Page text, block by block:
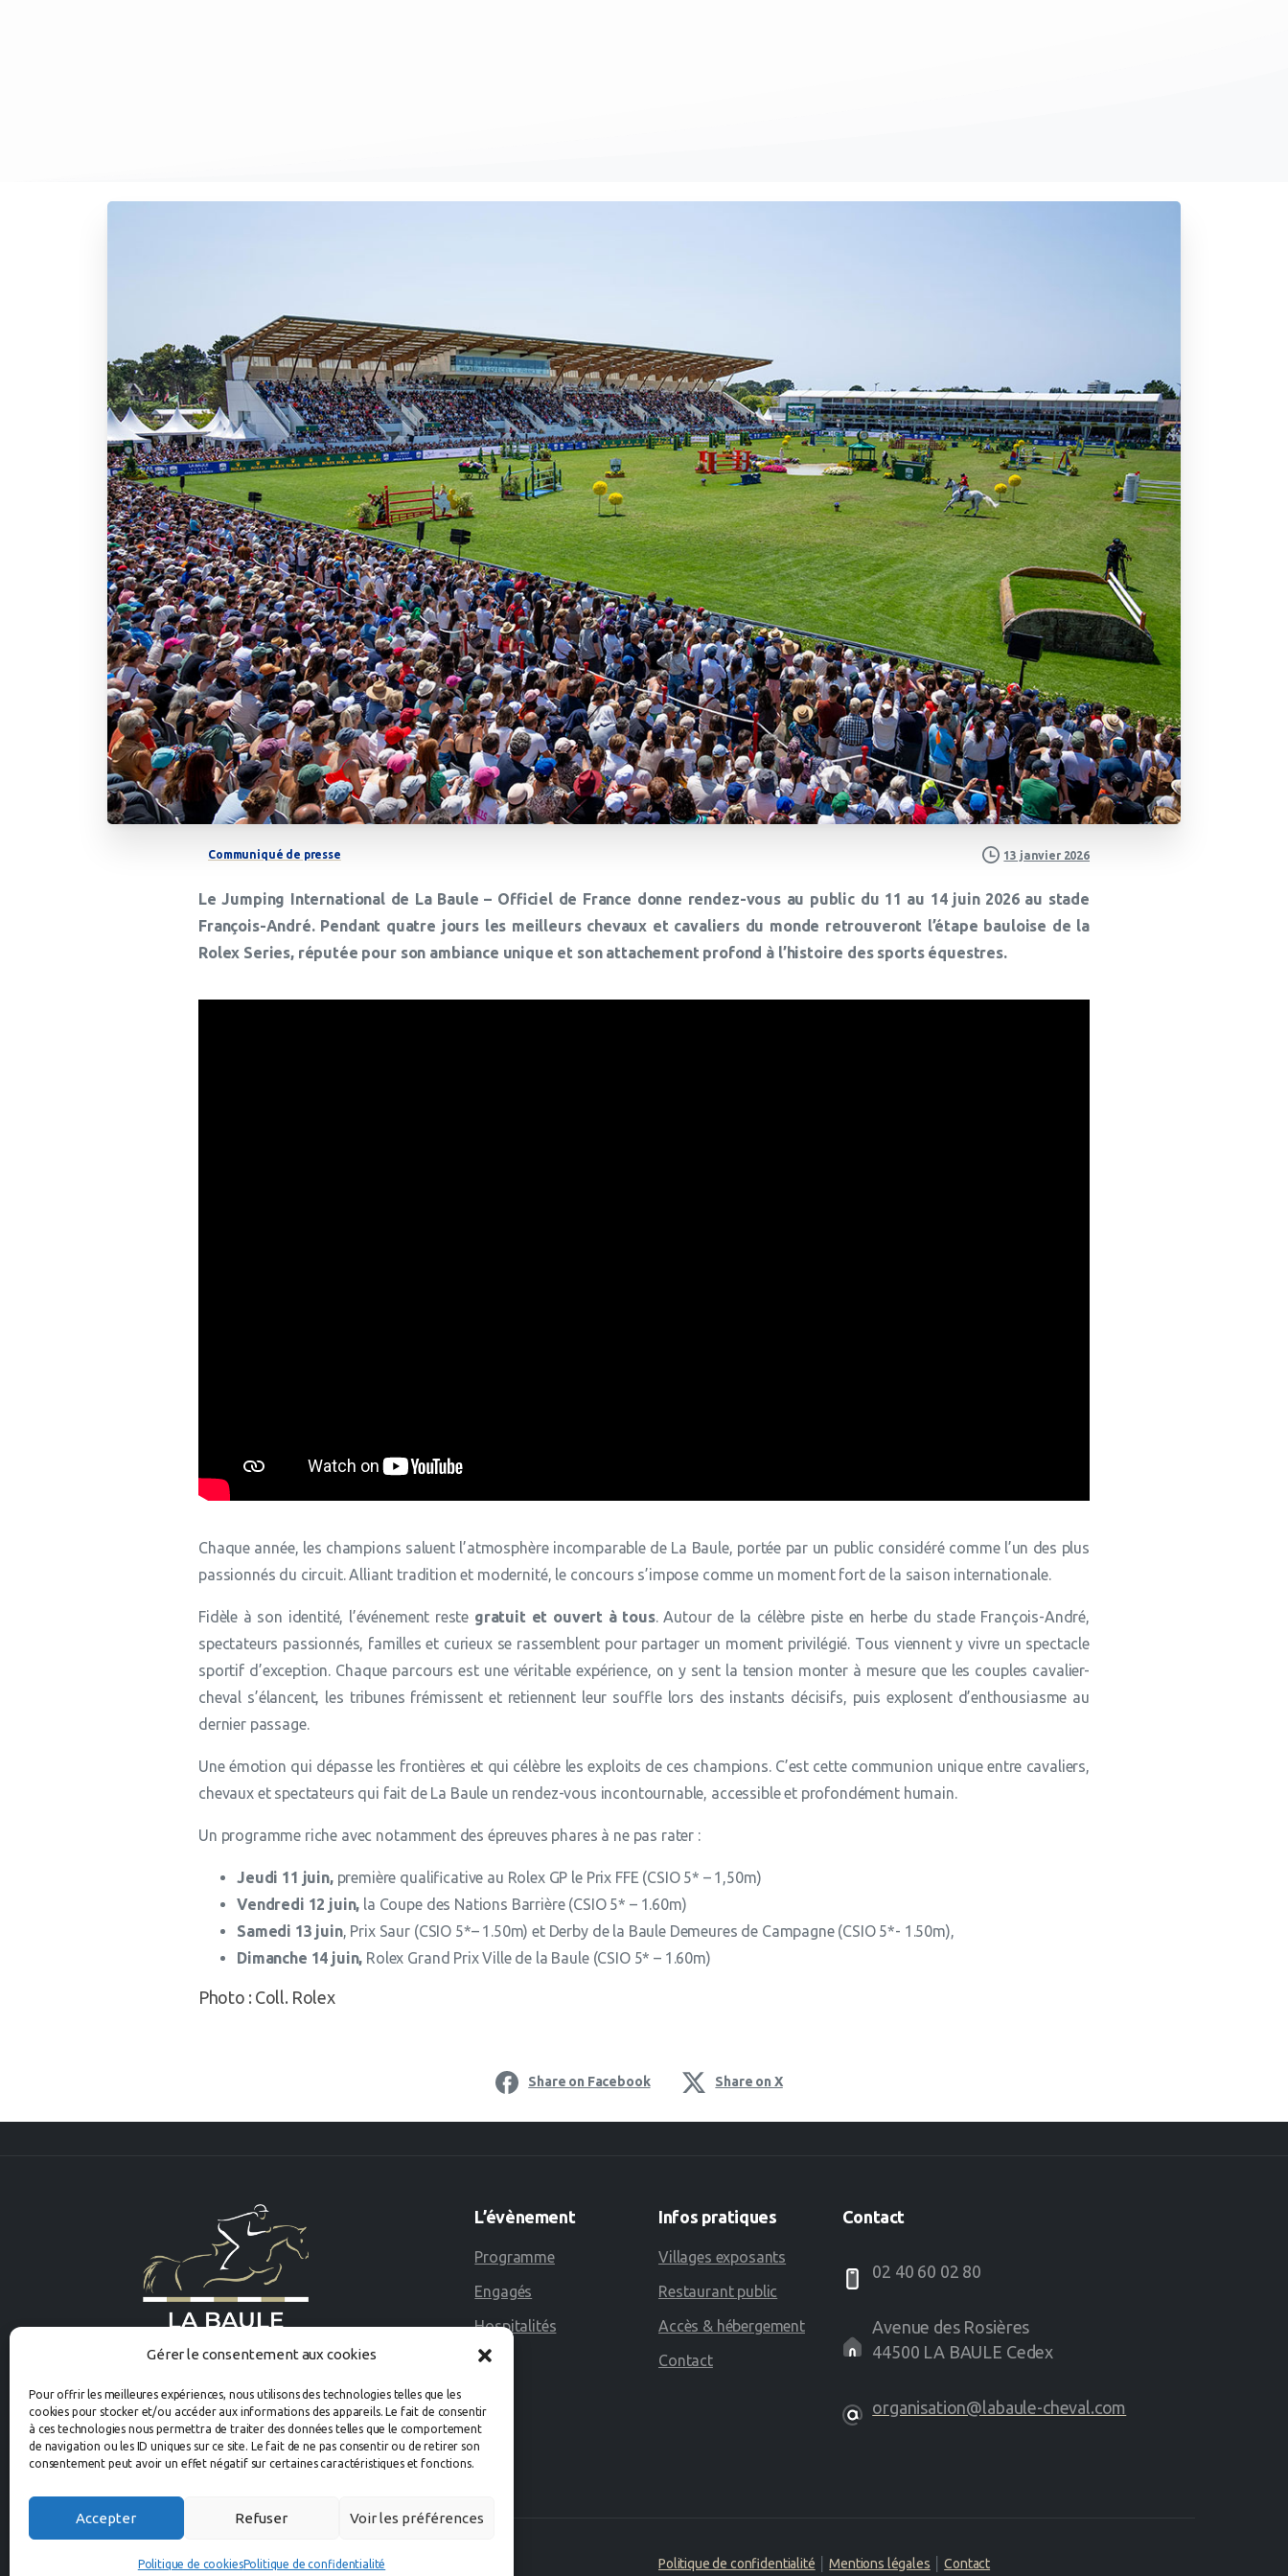
Gérer le consentement aux cookies
Pour offrir les meilleures expériences, nous utilisons des technologies telles que les
cookies pour stocker et/ou accéder aux informations des appareils. Le fait de consentir
à ces technologies nous permettra de traiter des données telles que le comportement
de navigation ou les ID uniques sur ce site. Le fait de ne pas consentir ou de retirer son
consentement peut avoir un effet négatif sur certaines caractéristiques et fonctions.
Accepter Refuser Voir les préférences
Politique de cookiesPolitique de confidentialité
Communiqué de presse 13 janvier 2026
Le Jumping International de La Baule – Officiel de France donne rendez-vous au public du 11 au 14 juin 2026au stade
François-André. Pendant quatre jours les meilleurs chevaux et cavaliers du monde retrouveront l’étape bauloise de la
Rolex Series, réputée pour son ambiance unique et son attachement profond à l’histoire des sports équestres.
Chaque année, les champions saluent l’atmosphère incomparable de La Baule, portée par un public considéré comme l’un des plus
passionnés du circuit. Alliant tradition et modernité, le concours s’impose comme un moment fort de la saison internationale.
Fidèle à son identité, l’événement reste gratuit et ouvert à tous. Autour de la célèbre piste en herbe du stade François-André,
spectateurs passionnés, familles et curieux se rassemblent pour partager un moment privilégié. Tous viennent y vivre un spectacle
sportif d’exception. Chaque parcours est une véritable expérience, on y sent la tension monter à mesure que les couples cavalier-
cheval s’élancent, les tribunes frémissent et retiennent leur souffle lors des instants décisifs, puis explosent d’enthousiasme au
dernier passage.
Une émotion qui dépasse les frontières et qui célèbre les exploits de ces champions. C’est cette communion unique entre cavaliers,
chevaux et spectateurs qui fait de La Baule un rendez-vous incontournable, accessible et profondément humain.
Un programme riche avec notamment des épreuves phares à ne pas rater :
Jeudi 11 juin,première qualificative au Rolex GP le Prix FFE (CSIO 5* – 1,50m)
Vendredi 12 juin, la Coupe des Nations Barrière (CSIO 5* – 1.60m)
Samedi 13 juin, Prix Saur (CSIO 5*– 1.50m) et Derby de la Baule Demeures de Campagne (CSIO 5*- 1.50m),
Dimanche 14 juin, Rolex Grand Prix Ville de la Baule (CSIO 5* – 1.60m)
Photo : Coll. Rolex
Share on Facebook Share on X
L’évènement
Programme
Engagés
Hospitalités
Infos pratiques
Villages exposants
Restaurant public
Accès & hébergement
Contact
Contact
02 40 60 02 80
Avenue des Rosières
44500 LA BAULE Cedex
organisation@labaule-cheval.com
Copyright ©2025Datanaute.com Politique de confidentialité │Mentions légales │Contact